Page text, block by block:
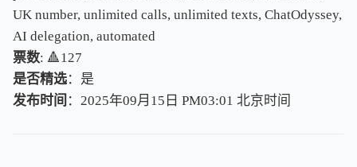
UK number, unlimited calls, unlimited texts, ChatOdyssey,
AI delegation, automated
票数: 🔺127
是否精选：是
发布时间 ：2025年09月15日 PM03:01 北京时间
北京时间